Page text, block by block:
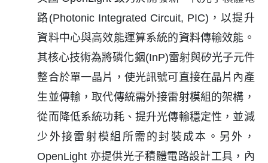
路(Photonic Integrated Circuit, PIC)，以提升
資料中心與高效能運算系統的資料傳輸效能。
其核心技術為將磷化銦(InP)雷射與矽光子元件
整合於單一晶片，使光訊號可直接在晶片內產
生並傳輸，取代傳統需外接雷射模組的架構，
從而降低系統功耗、提升光傳輸穩定性，並減
少外接雷射模組所需的封裝成本。另外，
OpenLight 亦提供光子積體電路設計工具，內